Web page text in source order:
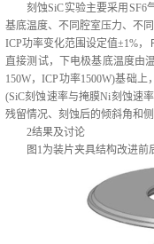
刻蚀SiC实验主要采用SF6
基底温度、不同腔室压力、不
ICP功率变化范围设定值±1%
直接测试，下电极基底温度由
150W，ICP功率1500W)基础
(SiC刻蚀速率与掩膜Ni刻蚀速
残留情况、刻蚀后的倾斜角和
2结果及讨论
图 1为装片夹具结构改进